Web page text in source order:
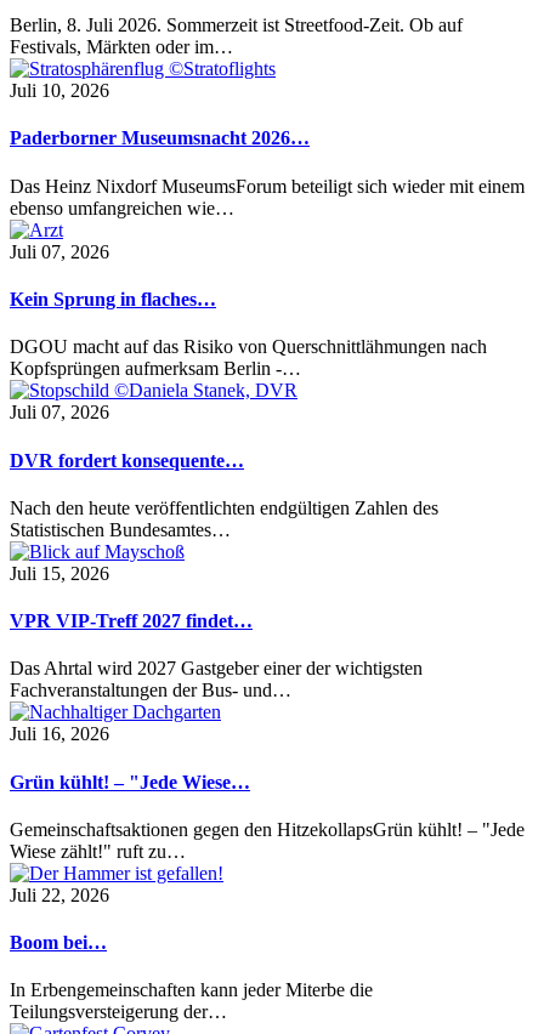
Berlin, 8. Juli 2026. Sommerzeit ist Streetfood-Zeit. Ob auf
Festivals, Märkten oder im…
Juli 10, 2026
Paderborner Museumsnacht 2026…
Das Heinz Nixdorf MuseumsForum beteiligt sich wieder mit einem
ebenso umfangreichen wie…
Juli 07, 2026
Kein Sprung in flaches…
DGOU macht auf das Risiko von Querschnittlähmungen nach
Kopfsprüngen aufmerksam Berlin -…
Juli 07, 2026
DVR fordert konsequente…
Nach den heute veröffentlichten endgültigen Zahlen des
Statistischen Bundesamtes…
Juli 15, 2026
VPR VIP-Treff 2027 findet…
Das Ahrtal wird 2027 Gastgeber einer der wichtigsten
Fachveranstaltungen der Bus- und…
Juli 16, 2026
Grün kühlt! – "Jede Wiese…
Gemeinschaftsaktionen gegen den HitzekollapsGrün kühlt! – "Jede
Wiese zählt!" ruft zu…
Juli 22, 2026
Boom bei…
In Erbengemeinschaften kann jeder Miterbe die
Teilungsversteigerung der…